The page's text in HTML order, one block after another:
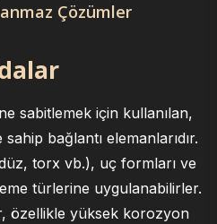
Çözümler
sabitlemek için kullanılan,
bağlantı elemanlarıdır.
torx vb.), uç formları ve
türlerine uygulanabilirler.
özellikle yüksek korozyon